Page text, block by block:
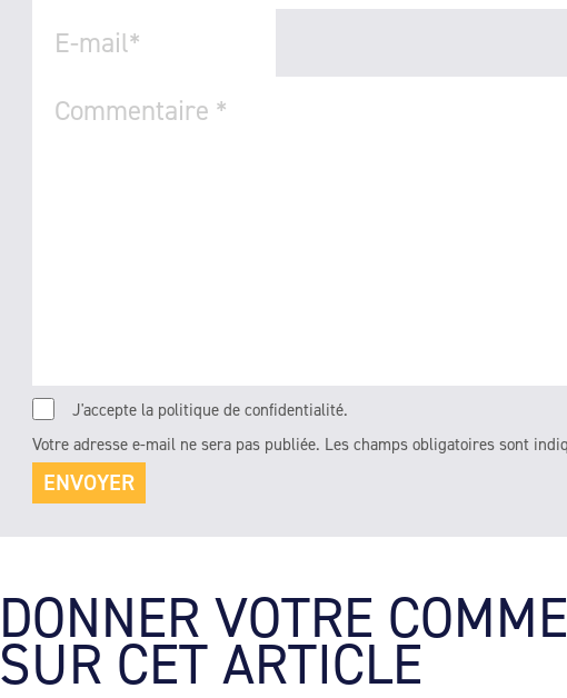
Votre adresse e-mail ne sera pas publiée. Les champs obligatoires sont
Commentaire *
E-mail*
J'accepte la politique de confidentialité.
DONNER VOTRE
SUR CET ARTICLE